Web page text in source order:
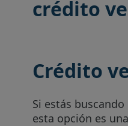
crédito
Crédito
Si estás
esta opción es